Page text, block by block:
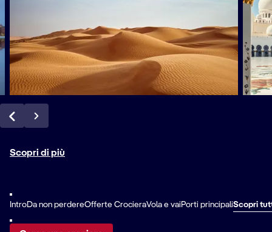
Scopri di più
IntroDa non perdereOfferte CrocieraVola e vaiPorti principaliScopri